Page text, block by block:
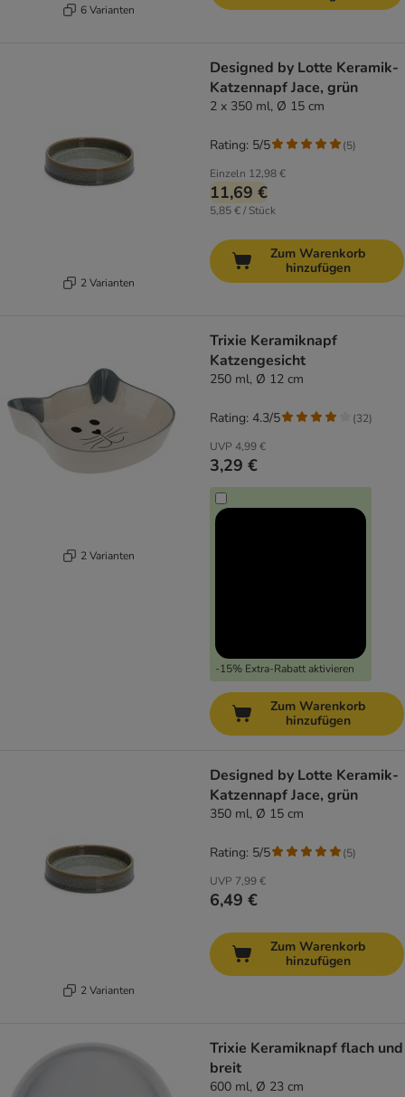
6 Varianten
2 Varianten
Designed by Lotte Keramik-
Katzennapf Jace, grün
2 x 350 ml, Ø 15 cm
Einzeln 12,98 €
11,69 €
5,85 € / Stück
Rating: 5/5 (5)
Zum Warenkorb
hinzufügen
2 Varianten
Trixie Keramiknapf
Katzengesicht
250 ml, Ø 12 cm
UVP 4,99 €
3,29 €
-15% Extra-Rabatt aktivieren
Rating: 4.3/5 (32)
Zum Warenkorb
hinzufügen
2 Varianten
Designed by Lotte Keramik-
Katzennapf Jace, grün
350 ml, Ø 15 cm
UVP 7,99 €
6,49 €
Rating: 5/5 (5)
Zum Warenkorb
hinzufügen
Trixie Keramiknapf flach und
breit
600 ml, Ø 23 cm